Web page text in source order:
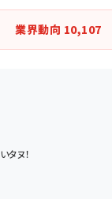
業界動向 10,107
タヌ！